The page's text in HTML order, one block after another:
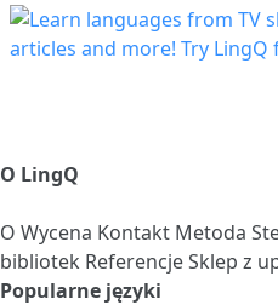
O LingQ
O Wycena Kontakt Metoda
bibliotek ReferencjeSklep z
Popularne języki